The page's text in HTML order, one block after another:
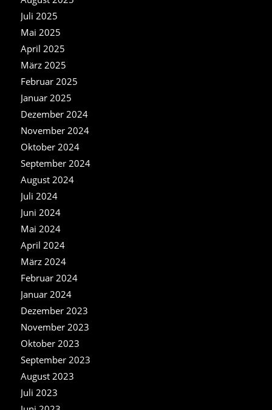
Juli 2025
Mai 2025
April 2025
März 2025
Februar 2025
Januar 2025
Dezember 2024
November 2024
Oktober 2024
September 2024
August 2024
Juli 2024
Juni 2024
Mai 2024
April 2024
März 2024
Februar 2024
Januar 2024
Dezember 2023
November 2023
Oktober 2023
September 2023
August 2023
Juli 2023